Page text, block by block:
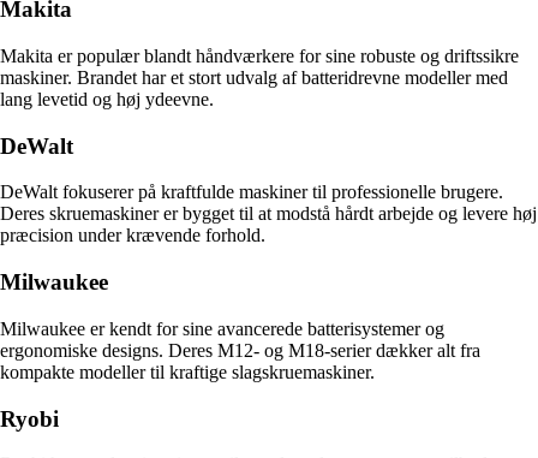
Makita
Makita er populær blandt håndværkere for sine robuste og driftssikre
maskiner. Brandet har et stort udvalg af batteridrevne modeller med
lang levetid og høj ydeevne.
DeWalt
DeWalt fokuserer på kraftfulde maskiner til professionelle brugere.
Deres skruemaskiner er bygget til at modstå hårdt arbejde og levere høj
præcision under krævende forhold.
Milwaukee
Milwaukee er kendt for sine avancerede batterisystemer og
ergonomiske designs. Deres M12- og M18-serier dækker alt fra
kompakte modeller til kraftige slagskruemaskiner.
Ryobi